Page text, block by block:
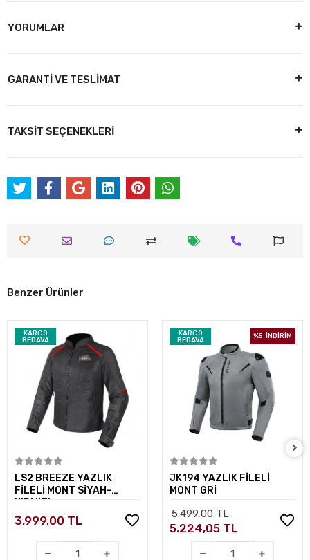
YORUMLAR
GARANTİ VE TESLİMAT
TAKSİT SEÇENEKLERİ
Benzer Ürünler
KARGO
BEDAVA
Sepete Ekle
LS2 BREEZE YAZLIK
FİLELİ MONT SİYAH-
KIRMIZI
3.999,00 TL
KARGO
BEDAVA
%5 İNDİRİM
Sepete Ekle
JK194 YAZLIK FİLELİ
MONT GRİ
5.499,00 TL
5.224,05 TL